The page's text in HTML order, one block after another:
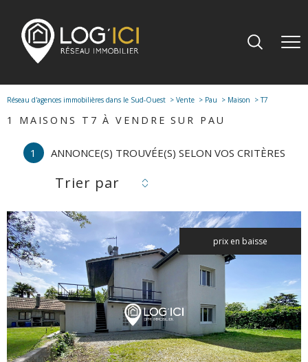
Réseau d'agences immobilières dans le Sud-Ouest Vente Pau Maison T7
1 MAISONS T7 À VENDRE SUR PAU
1 ANNONCE(S) TROUVÉE(S) SELON VOS CRITÈRES
Trier par
prix en baisse
voir le
bien